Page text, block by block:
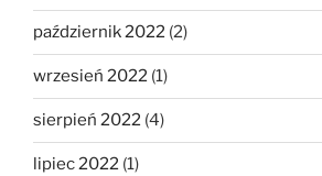
październik 2022 (2)
wrzesień 2022 (1)
sierpień 2022 (4)
lipiec 2022 (1)